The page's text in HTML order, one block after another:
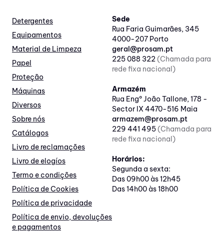
Detergentes
Equipamentos
Material de Limpeza
Papel
Proteção
Máquinas
Diversos
Sobre nós
Catálogos
Livro de reclamações
Livro de elogíos
Termo e condições
Política de Cookies
Política de privacidade
Política de envio, devoluções
e pagamentos
Sede
Rua Faria Guimarães, 345
4000-207 Porto
geral@prosam.pt
225 088 322(Chamada para
rede fixa nacional)
Armazém
Rua Engº João Tallone, 178 -
Sector IX 4470-516 Maia
armazem@prosam.pt
229 441 495(Chamada para
rede fixa nacional)
Horários:
Segunda a sexta:
Das 09h00 às 12h45
Das 14h00 às 18h00